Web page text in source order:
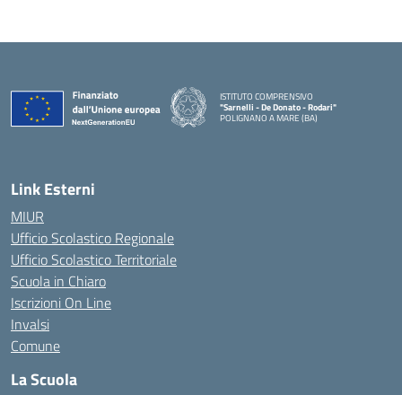
ISTITUTO COMPRENSIVO
"Sarnelli - De Donato - Rodari"
POLIGNANO A MARE (BA)
Link Esterni
MIUR
Ufficio Scolastico Regionale
Ufficio Scolastico Territoriale
Scuola in Chiaro
Iscrizioni On Line
Invalsi
Comune
La Scuola